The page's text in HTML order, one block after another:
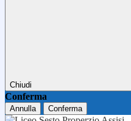
Chiudi
Conferma
Annulla Conferma